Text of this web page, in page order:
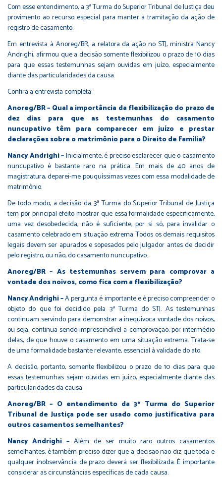
Com esse entendimento, a 3ª Turma do Superior Tribunal de Justiça deu
provimento ao recurso especial para manter a tramitação da ação de
registro de casamento.
Em entrevista à Anoreg/BR, a relatora da ação no STJ, ministra Nancy
Andrighi, afirmou que a decisão somente flexibilizou o prazo de 10 dias
para que essas testemunhas sejam ouvidas em juízo, especialmente
diante das particularidades da causa.
Confira a entrevista completa:
Anoreg/BR – Qual a importância da flexibilização do prazo de
dez dias para que as testemunhas do casamento
nuncupativo têm para comparecer em juízo e prestar
declarações sobre o matrimônio para o Direito de Família?
Nancy Andrighi –Inicialmente, é preciso esclarecer que o casamento
nuncupativo é bastante raro na prática. Em mais de 40 anos de
magistratura, deparei-me pouquíssimas vezes com essa modalidade de
matrimônio.
De todo modo, a decisão da 3ª Turma do Superior Tribunal de Justiça
tem por principal efeito mostrar que essa formalidade especificamente,
uma vez desobedecida, não é suficiente, por si só, para invalidar o
casamento celebrado em situação extrema. Todos os demais requisitos
legais devem ser apurados e sopesados pelo julgador antes de decidir
pelo registro, ou não, do casamento nuncupativo.
Anoreg/BR – As testemunhas servem para comprovar a
vontade dos noivos, como fica com a flexibilização?
Nancy Andrighi –A pergunta é importante e é preciso compreender o
objeto do que foi decidido pela 3ª Turma do STJ. As testemunhas
continuam servindo para demonstrar a inequívoca vontade dos noivos,
ou seja, continua sendo imprescindível a comprovação, por intermédio
delas, de que houve o casamento em uma situação extrema. Trata-se
de uma formalidade bastante relevante, essencial à validade do ato.
A decisão, portanto, somente flexibilizou o prazo de 10 dias para que
essas testemunhas sejam ouvidas em juízo, especialmente diante das
particularidades da causa.
Anoreg/BR – O entendimento da 3ª Turma do Superior
Tribunal de Justiça pode ser usado como justificativa para
outros casamentos semelhantes?
Nancy Andrighi – Além de ser muito raro outros casamentos
semelhantes, é também preciso dizer que a decisão não diz que toda e
qualquer inobservância de prazo deverá ser flexibilizada. É importante
considerar as circunstâncias específicas de cada causa.